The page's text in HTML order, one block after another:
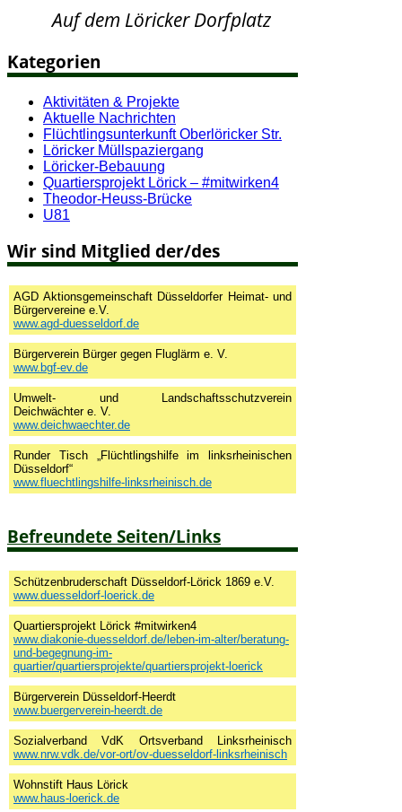
Auf dem Löricker Dorfplatz
Kategorien
Aktivitäten & Projekte
Aktuelle Nachrichten
Flüchtlingsunterkunft Oberlöricker Str.
Löricker Müllspaziergang
Löricker-Bebauung
Quartiersprojekt Lörick – #mitwirken4
Theodor-Heuss-Brücke
U81
Wir sind Mitglied der/des
AGD Aktionsgemeinschaft Düsseldorfer Heimat- und
Bürgervereine e.V.
www.agd-duesseldorf.de
Bürgerverein Bürger gegen Fluglärm e. V.
www.bgf-ev.de
Umwelt- und Landschaftsschutzverein
Deichwächter e. V.
www.deichwaechter.de
Runder Tisch „Flüchtlingshilfe im linksrheinischen
Düsseldorf“
www.fluechtlingshilfe-linksrheinisch.de
Befreundete Seiten/Links
Schützenbruderschaft Düsseldorf-Lörick 1869 e.V.
www.duesseldorf-loerick.de
Quartiersprojekt Lörick #mitwirken4
www.diakonie-duesseldorf.de/leben-im-alter/beratung-
und-begegnung-im-
quartier/quartiersprojekte/quartiersprojekt-loerick
Bürgerverein Düsseldorf-Heerdt
www.buergerverein-heerdt.de
Sozialverband VdK Ortsverband Linksrheinisch
www.nrw.vdk.de/vor-ort/ov-duesseldorf-linksrheinisch
Wohnstift Haus Lörick
www.haus-loerick.de